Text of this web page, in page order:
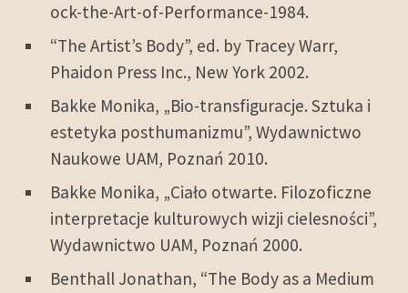
ock-the-Art-of-Performance-1984.
“The Artist’s Body”, ed. by Tracey Warr,
Phaidon Press Inc., New York 2002.
Bakke Monika, „Bio-transfiguracje. Sztuka i
estetyka posthumanizmu”, Wydawnictwo
Naukowe UAM, Poznań 2010.
Bakke Monika, „Ciało otwarte. Filozoficzne
interpretacje kulturowych wizji cielesności”,
Wydawnictwo UAM, Poznań 2000.
Benthall Jonathan, “The Body as a Medium